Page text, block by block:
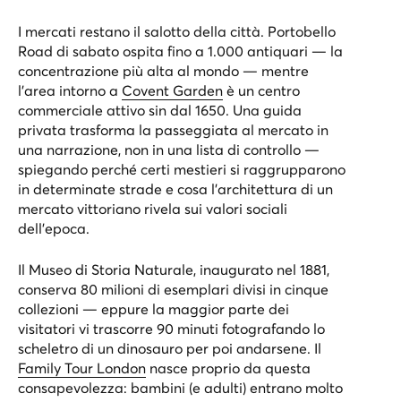
I mercati restano il salotto della città. Portobello
Road di sabato ospita fino a 1.000 antiquari — la
concentrazione più alta al mondo — mentre
l'area intorno a Covent Garden è un centro
commerciale attivo sin dal 1650. Una guida
privata trasforma la passeggiata al mercato in
una narrazione, non in una lista di controllo —
spiegando perché certi mestieri si raggrupparono
in determinate strade e cosa l'architettura di un
mercato vittoriano rivela sui valori sociali
dell’epoca.
Il Museo di Storia Naturale, inaugurato nel 1881,
conserva 80 milioni di esemplari divisi in cinque
collezioni — eppure la maggior parte dei
visitatori vi trascorre 90 minuti fotografando lo
scheletro di un dinosauro per poi andarsene. Il
Family Tour London nasce proprio da questa
consapevolezza: bambini (e adulti) entrano molto